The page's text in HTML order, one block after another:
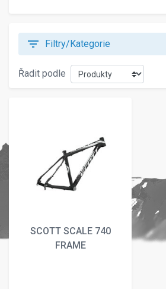
filter_list Filtry/Kategorie
Řadit podle
SCOTT SCALE 740
FRAME